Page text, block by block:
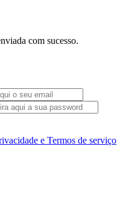
com sucesso.
e Termos de serviço